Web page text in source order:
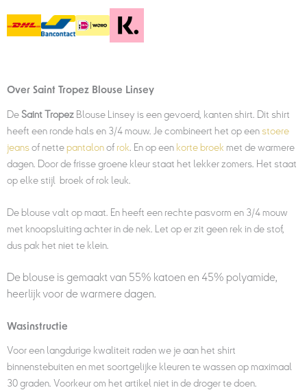
Over Saint Tropez Blouse Linsey
De Saint Tropez Blouse Linsey is een gevoerd, kanten shirt. Dit shirt
heeft een ronde hals en 3/4 mouw. Je combineert het op eenstoere
jeansof nettepantalonof rok . En op een korte broek met de warmere
dagen. Door de frisse groene kleur staat het lekker zomers. Het staat
op elke stijl broek of rok leuk.
De blouse valt op maat . En heeft een rechte pasvorm en 3/4 mouw
met knoopsluiting achter in de nek. Let op er zit geen rek in de stof,
dus pak het niet te klein.
De blouse is gemaakt van 55% katoen en 45% polyamide,
heerlijk voor de warmere dagen.
Wasinstructie
Voor een langdurige kwaliteit raden we je aan het shirt
binnenstebuiten en met soortgelijke kleuren te wassen op maximaal
30 graden. Voorkeur om het artikel niet in de droger te doen.